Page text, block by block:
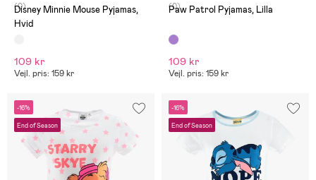
(0)
Disney Minnie Mouse Pyjamas,
Hvid
109 kr
Vejl. pris: 159 kr
(0)
Paw Patrol Pyjamas, Lilla
109 kr
Vejl. pris: 159 kr
-16%
End of Season
-16%
End of Season